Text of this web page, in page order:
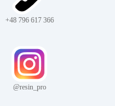
+48 796 617 366
@resin_pro